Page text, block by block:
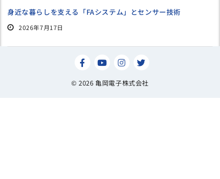
身近な暮らしを支える「FAシステム」とセンサー技術
2026年7月17日
© 2026 亀岡電子株式会社